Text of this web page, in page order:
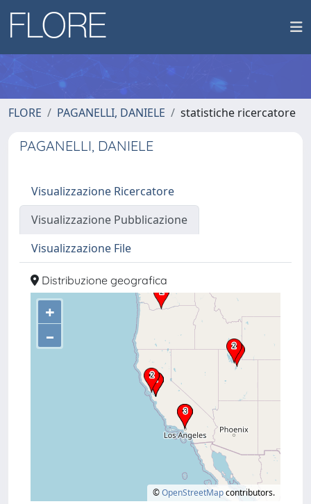
FLORE PAGANELLI, DANIELE statistiche ricercatore
PAGANELLI, DANIELE
Visualizzazione Ricercatore
Visualizzazione Pubblicazione
Visualizzazione File
Distribuzione geografica
+
–
©OpenStreetMapcontributors.